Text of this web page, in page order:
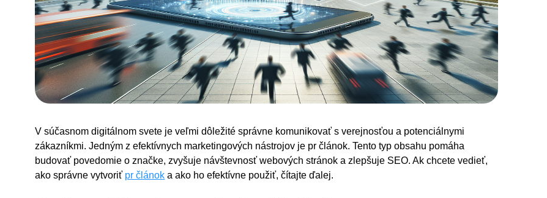
V súčasnom digitálnom svete je veľmi dôležité správne komunikovať s verejnosťou a potenciálnymi
zákazníkmi. Jedným z efektívnych marketingových nástrojov je pr článok. Tento typ obsahu pomáha
budovať povedomie o značke, zvyšuje návštevnosť webových stránok a zlepšuje SEO. Ak chcete vedieť,
ako správne vytvoriť pr článok a ako ho efektívne použiť, čítajte ďalej.